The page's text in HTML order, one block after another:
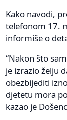
Kako navodi,
telefonom 17.
informiše o
“Nakon što
je izrazio želju
obezbijediti
djetetu mora
kazao je